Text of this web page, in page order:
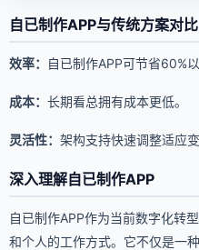
自已制作APP与传统方案对比
效率： 自已制作APP可节省60%以
成本： 长期看总拥有成本更低。
灵活性： 架构支持快速调整适应变
深入理解自已制作APP
自已制作APP作为当前数字化转
和个人的工作方式。它不仅是一